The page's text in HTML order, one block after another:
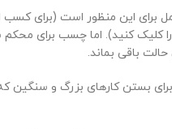
برای این منظور است (برای کسب
را کلیک کنید). اما چسب برای
باقی بماند.
بستن کارهای بزرگ و سنگین که